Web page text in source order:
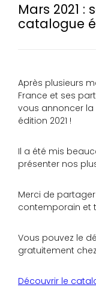
Mars 2021 :
catalogue
Après plusieurs
France et ses
vous annoncer
édition 2021 !
Il a été mis
présenter nos
Merci de
contemporain et
Vous pouvez le
gratuitement
Découvrir le